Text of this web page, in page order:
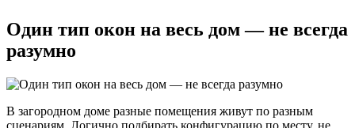
Один тип окон на весь дом — не всегда
разумно
В загородном доме разные помещения живут по разным
сценариям. Логично подбирать конфигурацию по месту, не